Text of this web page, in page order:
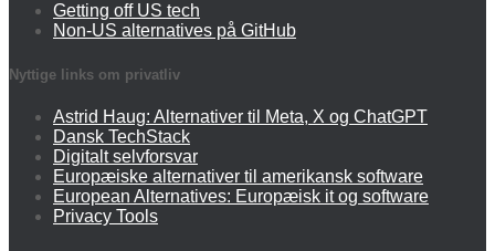
Getting off US tech
Non-US alternatives på GitHub
Nyttige links om privatliv
Astrid Haug: Alternativer til Meta, X og ChatGPT
Dansk TechStack
Digitalt selvforsvar
Europæiske alternativer til amerikansk software
European Alternatives: Europæisk it og software
Privacy Tools